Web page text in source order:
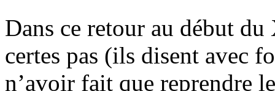
Dans ce retour au début
certes pas (ils disent avec
n’avoir fait que reprendre